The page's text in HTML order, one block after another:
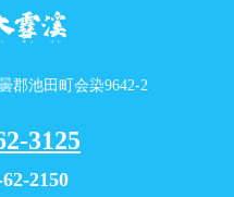
郡池田町会染9642-2
3125
2150